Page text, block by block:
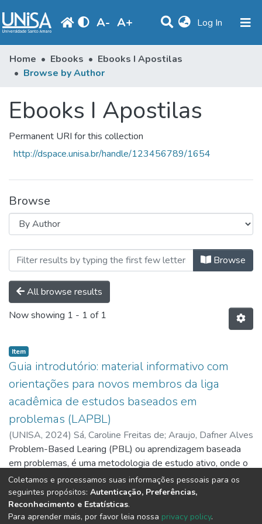
A- A+ Log In (current)
Communities & Collections
Produção Docente
Periodicals
Home Ebooks
Ebooks I Apostilas
Browse by Author
Ebooks I Apostilas
Permanent URI for this collection
http://dspace.unisa.br/handle/123456789/1654
Browse
Browsing Ebooks I Apostilas by
Browse
All browse results
Now showing 1 - 1 of 1
Item
Guia introdutório: material informativo com
orientações para novos membros da liga
acadêmica de estudos baseados em
problemas (LAPBL)
(UNISA, 2024) Sá, Caroline Freitas de; Araujo, Dafner Alves
de;Perobelli, Enzo Kuk de Almeida;Dias, João Carlos
Moreira;Fernandes, Leonardo Marinho ;Maciel, Livia Mazzo;
Silva, Mayara Carolina Ribeiro da;Lima, Gabriel Diogo;Lima,
Andressa de Fátima Kotleski Thomaz de
Problem-Based Learing (PBL) ou aprendizagem baseada
em problemas, é uma metodologia de estudo ativo, onde o
responsável pelo aprendizado é o aluno. Neste modelo, o
professor se presenta apenas como um guia, norteando e
estimulando o aluno. O discente, por sua vez, deve buscar a
resolução do problema, buscando assim a autonomia e
Show more
Coletamos e processamos suas informações pessoais para os
seguintes propósitos: Autenticação, Preferências,
Reconhecimento e Estatísticas.
Para aprender mais, por favor leia nossa privacy policy.